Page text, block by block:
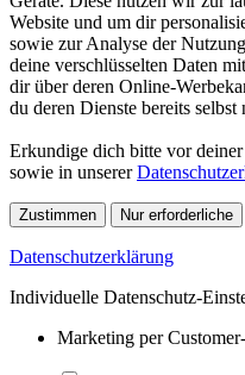
Website und um dir
sowie zur Analyse der
deine verschlüsselten Daten
dir über deren Online-
du deren Dienste bereits selbst
Erkundige dich bitte vor
sowie in unserer
Zustimmen Nur erforderliche
Datenschutzerklärung
Individuelle Datenschutz-
Marketing per